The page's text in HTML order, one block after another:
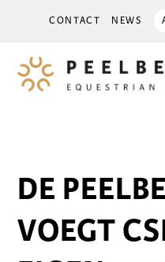
CONTACT NEWS
DE
VOEGT